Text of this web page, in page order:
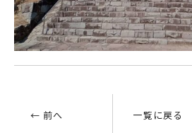
← 前へ 一覧に戻る